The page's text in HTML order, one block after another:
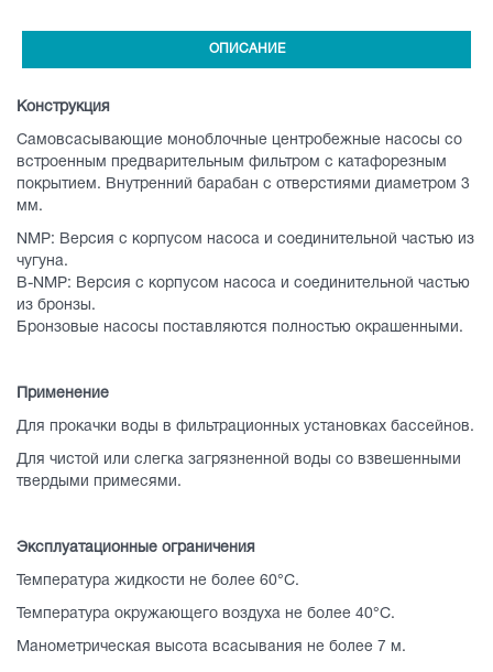
ОПИСАНИЕ
Конструкция
Самовсасывающие моноблочные центробежные насосы со
встроенным предварительным фильтром с катафорезным
покрытием. Внутренний барабан с отверстиями диаметром 3
мм.
NMP: Версия с корпусом насоса и соединительной частью из
чугуна.
B-NMP: Версия с корпусом насоса и соединительной частью
из бронзы.
Бронзовые насосы поставляются полностью окрашенными.
Применение
Для прокачки воды в фильтрационных установках бассейнов.
Для чистой или слегка загрязненной воды со взвешенными
твердыми примесями.
Эксплуатационные ограничения
Температура жидкости не более 60°C.
Температура окружающего воздуха не более 40°C.
Манометрическая высота всасывания не более 7 м.